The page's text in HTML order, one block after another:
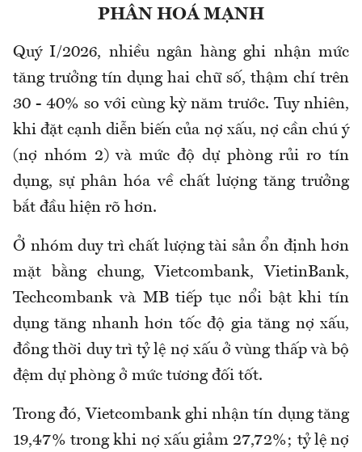
PHÂN HOÁ MẠNH
Quý I/2026, nhiều ngân hàng ghi nhận mức
tăng trưởng tín dụng hai chữ số, thậm chí trên
30 - 40% so với cùng kỳ năm trước. Tuy nhiên,
khi đặt cạnh diễn biến của nợ xấu, nợ cần chú ý
(nợ nhóm 2) và mức độ dự phòng rủi ro tín
dụng, sự phân hóa về chất lượng tăng trưởng
bắt đầu hiện rõ hơn.
Ở nhóm duy trì chất lượng tài sản ổn định hơn
mặt bằng chung, Vietcombank, VietinBank,
Techcombank và MB tiếp tục nổi bật khi tín
dụng tăng nhanh hơn tốc độ gia tăng nợ xấu,
đồng thời duy trì tỷ lệ nợ xấu ở vùng thấp và bộ
đệm dự phòng ở mức tương đối tốt.
Trong đó, Vietcombank ghi nhận tín dụng tăng
19,47% trong khi nợ xấu giảm 27,72%; tỷ lệ nợ